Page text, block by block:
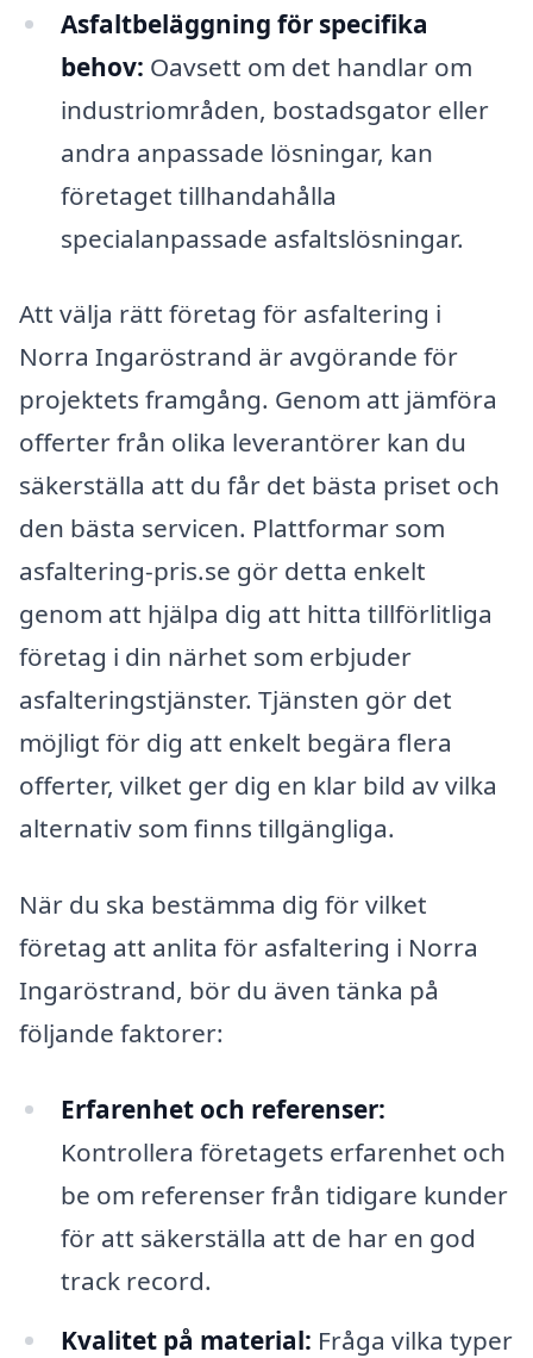
Asfaltbeläggning för specifika
behov: Oavsett om det handlar om
industriområden, bostadsgator eller
andra anpassade lösningar, kan
företaget tillhandahålla
specialanpassade asfaltslösningar.
Att välja rätt företag för asfaltering i
Norra Ingaröstrand är avgörande för
projektets framgång. Genom att jämföra
offerter från olika leverantörer kan du
säkerställa att du får det bästa priset och
den bästa servicen. Plattformar som
asfaltering-pris.se gör detta enkelt
genom att hjälpa dig att hitta tillförlitliga
företag i din närhet som erbjuder
asfalteringstjänster. Tjänsten gör det
möjligt för dig att enkelt begära flera
offerter, vilket ger dig en klar bild av vilka
alternativ som finns tillgängliga.
När du ska bestämma dig för vilket
företag att anlita för asfaltering i Norra
Ingaröstrand, bör du även tänka på
följande faktorer:
Erfarenhet och referenser:
Kontrollera företagets erfarenhet och
be om referenser från tidigare kunder
för att säkerställa att de har en god
track record.
Kvalitet på material: Fråga vilka typer